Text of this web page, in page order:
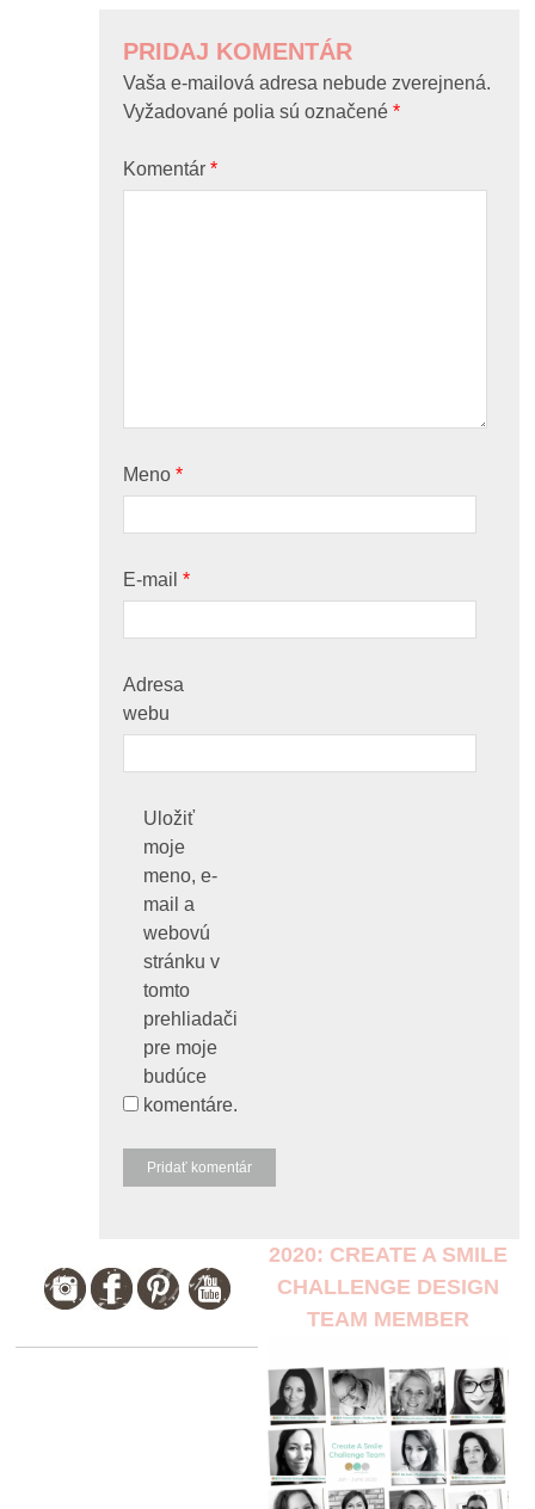
PRIDAJ KOMENTÁR
Vaša e-mailová adresa nebude zverejnená.
Vyžadované polia sú označené*
Komentár*
Meno*
E-mail*
Adresa
webu
Uložiť
moje
meno, e-
mail a
webovú
stránku v
tomto
prehliadači
pre moje
budúce
komentáre.
2020: CREATE A SMILE
CHALLENGE DESIGN
TEAM MEMBER